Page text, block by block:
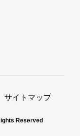
サイトマップ
Reserved